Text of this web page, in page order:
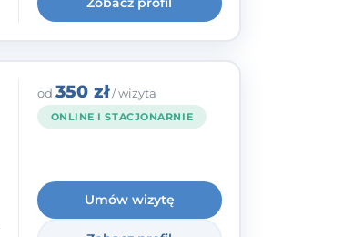
od 350 zł/ wizyta
ONLINE I STACJONARNIE
Umów wizytę